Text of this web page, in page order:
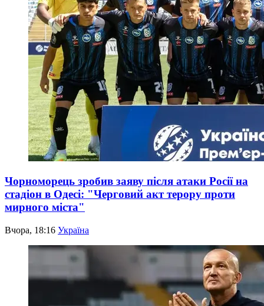
Чорноморець зробив заяву після атаки Росії на
стадіон в Одесі: "Черговий акт терору проти
мирного міста"
Вчора, 18:16 Україна